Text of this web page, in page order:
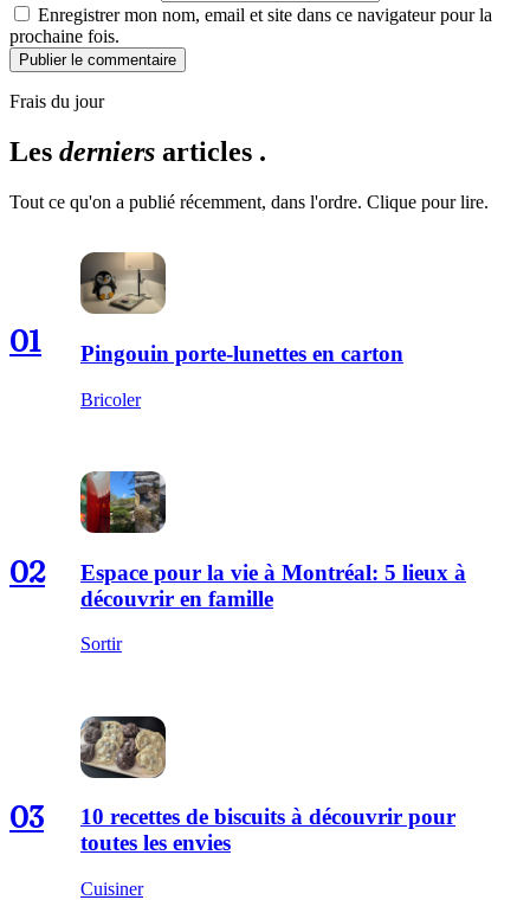
Enregistrer mon nom, email et site dans ce navigateur pour la
prochaine fois.
Publier le commentaire
Frais du jour
Les derniers articles .
Tout ce qu'on a publié récemment, dans l'ordre. Clique pour lire.
01 Pingouin porte-lunettes en carton
Bricoler
02
Espace pour la vie à Montréal: 5 lieux à
découvrir en famille
Sortir
03
10 recettes de biscuits à découvrir pour
toutes les envies
Cuisiner